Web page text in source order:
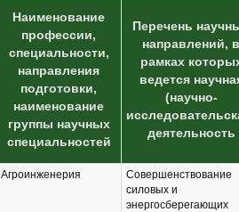
Наименование
профессии,
специальности,
направления
подготовки,
наименование
группы научных
специальностей
Перечень
направлений, в
рамках
ведется
(научно-
деятельность
Агроинженерия
Совершенствование
силовых и
энергосберегающих